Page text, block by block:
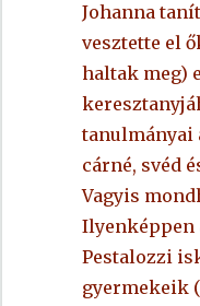
Johanna
vesztette el
haltak meg)
tanulmányai
cárné, svéd
Vagyis
Ilyenképpen
Pestalozzi
gyermekeik